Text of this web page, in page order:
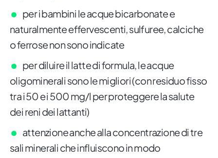
per i bambini le acque bicarbonate e
naturalmente effervescenti, sulfuree, calciche
o ferrose non sono indicate
per diluire il latte di formula, le acque
oligominerali sono le migliori (con residuo fisso
tra i 50 e i 500 mg/l per proteggere la salute
dei reni dei lattanti)
attenzione anche alla concentrazione di tre
sali minerali che influiscono in modo